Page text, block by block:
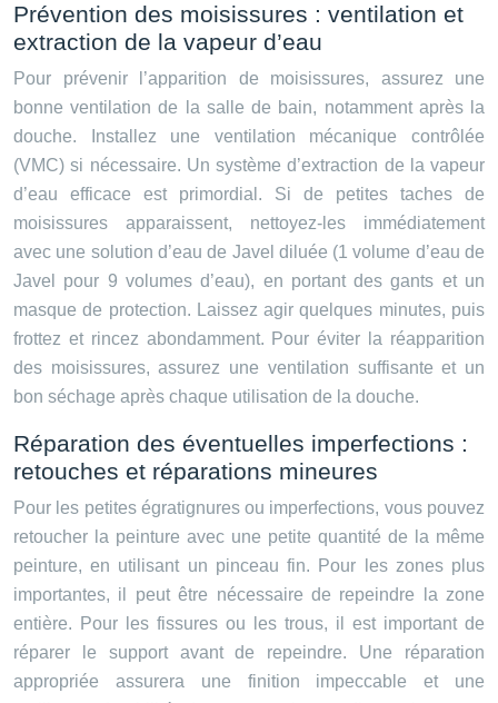
Prévention des moisissures : ventilation et
extraction de la vapeur d’eau
Pour prévenir l’apparition de moisissures, assurez une
bonne ventilation de la salle de bain, notamment après la
douche. Installez une ventilation mécanique contrôlée
(VMC) si nécessaire. Un système d’extraction de la vapeur
d’eau efficace est primordial. Si de petites taches de
moisissures apparaissent, nettoyez-les immédiatement
avec une solution d’eau de Javel diluée (1 volume d’eau de
Javel pour 9 volumes d’eau), en portant des gants et un
masque de protection. Laissez agir quelques minutes, puis
frottez et rincez abondamment. Pour éviter la réapparition
des moisissures, assurez une ventilation suffisante et un
bon séchage après chaque utilisation de la douche.
Réparation des éventuelles imperfections :
retouches et réparations mineures
Pour les petites égratignures ou imperfections, vous pouvez
retoucher la peinture avec une petite quantité de la même
peinture, en utilisant un pinceau fin. Pour les zones plus
importantes, il peut être nécessaire de repeindre la zone
entière. Pour les fissures ou les trous, il est important de
réparer le support avant de repeindre. Une réparation
appropriée assurera une finition impeccable et une